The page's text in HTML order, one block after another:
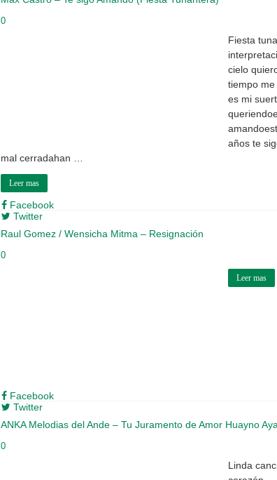
0
Fiesta
cielo
tiempo
es mi
años te
mal cerradahan …
Leer mas
Facebook
Twitter
Raul Gomez / Wensicha Mitma – Resignación
0
Leer mas
Facebook
Twitter
ANKA Melodias del Ande – Tu Juramento de Amor Huayno
0
Linda